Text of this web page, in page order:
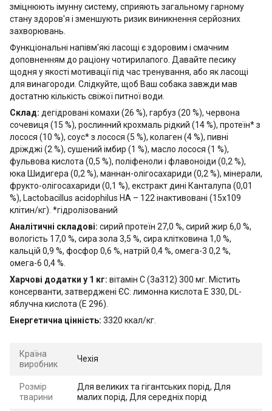
зміцнюють імунну систему, сприяють загальному гарному
стану здоров'я і зменшують ризик виникнення серйозних
захворювань.
Функціональні напівм'які ласощі є здоровим і смачним
доповненням до раціону чотирилапого. Давайте песику
щодня у якості мотивації під час тренування, або як ласощі
для винагороди. Слідкуйте, щоб Ваш собака завжди мав
достатню кількість свіжої питної води.
Склад: дегідровані комахи (26 %), гарбуз (20 %), червона
сочевиця (15 %), рослинний крохмаль рідкий (14 %), протеїн* з
лосося (10 %), соус* з лосося (5 %), колаген (4 %), пивні
дріжджі (2 %), сушений імбир (1 %), масло лосося (1 %),
фульвова кислота (0,5 %), поліфеноли і флавоноіди (0,2 %),
юка Шидигера (0,2 %), маннан-олігосахариди (0,2 %), мінерали,
фрукто-олігосахариди (0,1 %), екстракт дині Канталупа (0,01
%), Lactobacillus acidophilus HA – 122 інактивовані (15x109
клітин/кг). *гідролізований
Аналітичні складові: сирий протеїн 27,0 %, сирий жир 6,0 %,
вологість 17,0 %, сира зола 3,5 %, сира клітковина 1,0 %,
кальцій 0,9 %, фосфор 0,6 %, натрій 0,4 %, омега-3 0,2 %,
омега-6 0,4 %.
Харчові додатки у 1 кг: вітамін C (3a312) 300 мг. Містить
консерванти, затверджені ЄС: лимонна кислота E 330, DL-
яблучна кислота (E 296).
Енергетична цінність: 3320 ккал/кг.
Країна
виробник
Чехія
Розмір
тварини
Для великих та гігантських порід, Для
малих порід, Для середніх порід